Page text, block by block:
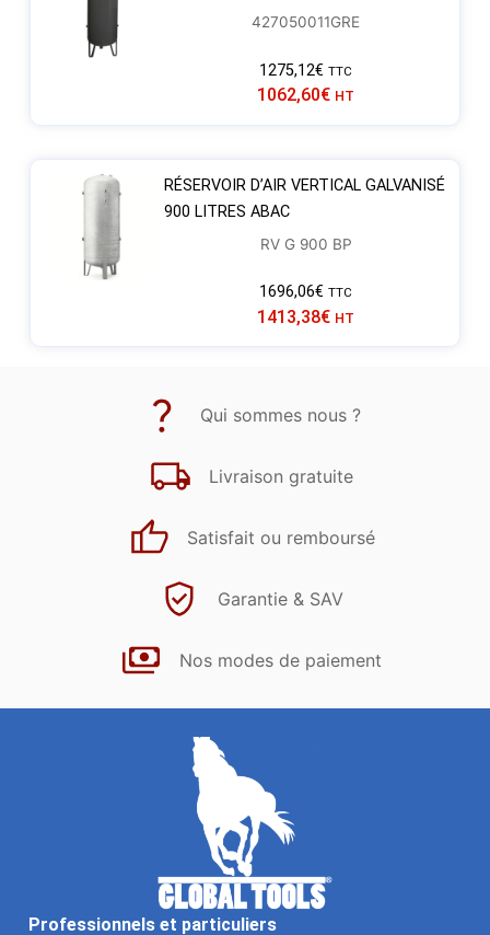
427050011GRE
1275,12€ TTC
1062,60€ HT
RÉSERVOIR D’AIR VERTICAL GALVANISÉ
900 LITRES ABAC
RV G 900 BP
1696,06€ TTC
1413,38€ HT
Qui sommes nous ?
Livraison gratuite
Satisfait ou remboursé
Garantie & SAV
Nos modes de paiement
Professionnels et particuliers